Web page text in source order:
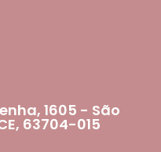
1605 - São
63704-015